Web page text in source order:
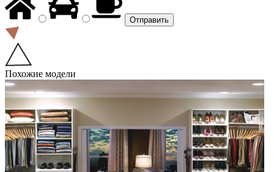
Похожие модели